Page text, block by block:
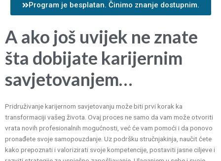
Program je besplatan. Činimo znanje dostupnim.
A ako još uvijek ne znate
šta dobijate karijernim
savjetovanjem…
Pridruživanje karijernom savjetovanju može biti prvi korak ka
transformaciji vašeg života. Ovaj proces ne samo da vam može otvoriti
vrata novih profesionalnih mogućnosti, već će vam pomoći i da ponovo
pronađete svoje samopouzdanje. Uz podršku stručnjakinja, naučit ćete
kako prepoznati i valorizirati svoje kompetencije, postaviti jasne ciljeve i